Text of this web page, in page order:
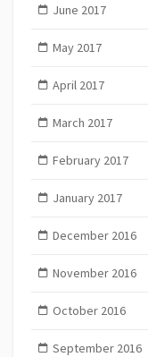
June 2017
May 2017
April 2017
March 2017
February 2017
January 2017
December 2016
November 2016
October 2016
September 2016